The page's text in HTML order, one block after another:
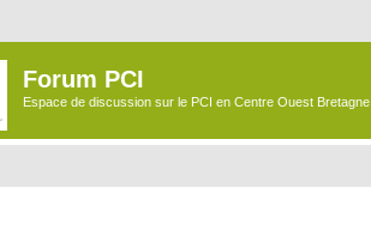
Forum PCI
Espace de discussion sur le PCI en Centre Ouest Bretagne